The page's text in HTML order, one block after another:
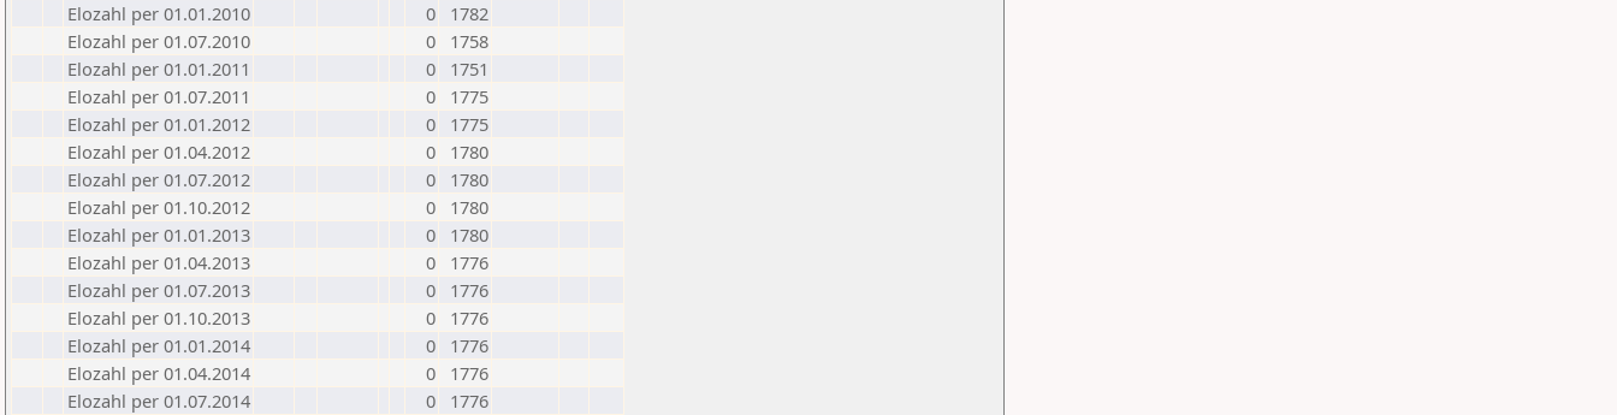
Elozahl per 01.01.2010
0
1782
Elozahl per 01.07.2010
0
1758
Elozahl per 01.01.2011
0
1751
Elozahl per 01.07.2011
0
1775
Elozahl per 01.01.2012
0
1775
Elozahl per 01.04.2012
0
1780
Elozahl per 01.07.2012
0
1780
Elozahl per 01.10.2012
0
1780
Elozahl per 01.01.2013
0
1780
Elozahl per 01.04.2013
0
1776
Elozahl per 01.07.2013
0
1776
Elozahl per 01.10.2013
0
1776
Elozahl per 01.01.2014
0
1776
Elozahl per 01.04.2014
0
1776
Elozahl per 01.07.2014
0
1776